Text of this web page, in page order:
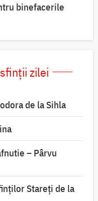
binefacerile
zilei
de la Sihla
– Pârvu
Stareți de la